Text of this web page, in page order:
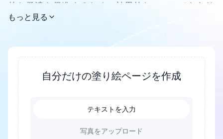
的な発達を促進するための効果的なツールでもあり
ます。集中力と忍耐力を高め、創造性と想像力を育
と目の協調性や微細運動能力が鍛えられます。同時
に、ストレスを軽減し、子供たちがリラックスする
のに役立つ素晴らしい方法でもあります。塗り絵は
色彩認識を高め、美的感覚を向上させることもでき
ます。大人にとっても、塗り絵はリラックスしてス
トレスを解消する良い方法です。さらに、塗り絵は
家族が質の高い時間を一緒に過ごし、親子関係を改
すべての 空手 塗り絵ページは無料でダウンロード
もっと見る
自分だけの塗り絵ページを作成
テキストを入力
写真をアップロード